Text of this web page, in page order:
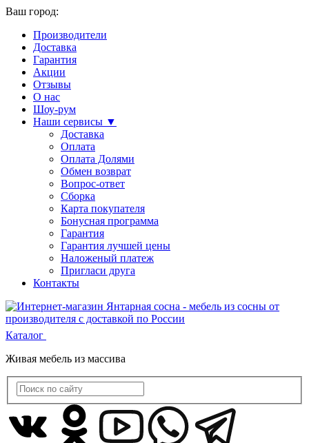
Ваш город:
Производители
Доставка
Гарантия
Акции
Отзывы
О нас
Шоу-рум
Наши сервисы ▼
Доставка
Оплата
Оплата Долями
Обмен возврат
Вопрос-ответ
Сборка
Карта покупателя
Бонусная программа
Гарантия
Гарантия лучшей цены
Наложеный платеж
Пригласи друга
Контакты
Каталог
Живая мебель из массива